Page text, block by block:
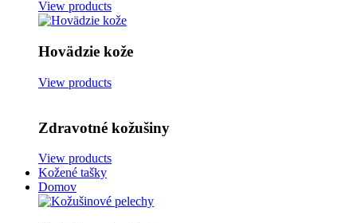
View products
Hovädzie kože
View products
Zdravotné kožušiny
View products
Kožené tašky
Domov